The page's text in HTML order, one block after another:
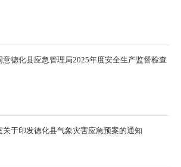
德化县应急管理局2025年度安全生产监督检查
于印发德化县气象灾害应急预案的通知